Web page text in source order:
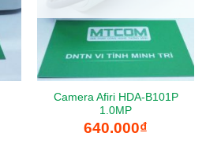
Camera Afiri HDA-B101P
1.0MP
640.000₫